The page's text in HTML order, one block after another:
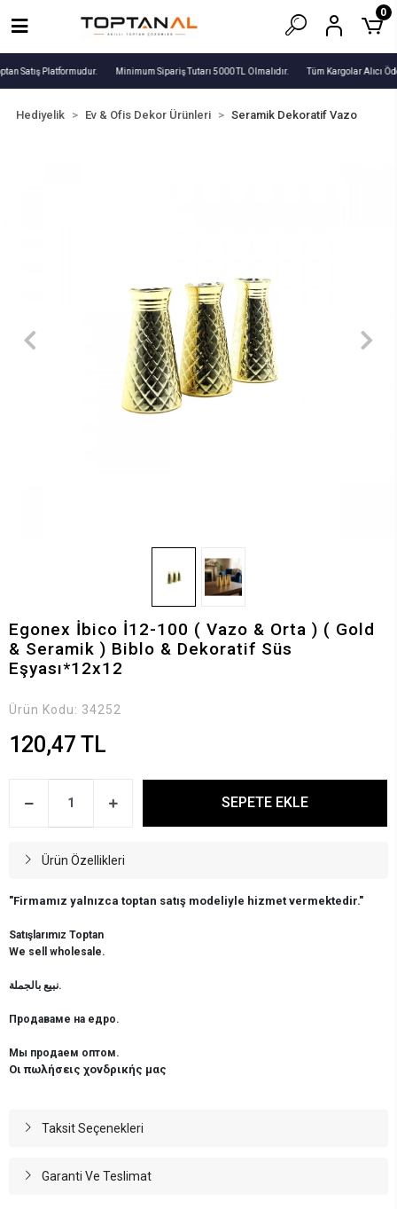
Satış Platformudur. Minimum Sipariş Tutarı 5000 TL Olmalıdır. Tüm Kargolar Alıcı
0
Hediyelik Ev & Ofis Dekor Ürünleri Seramik Dekoratif Vazo
Egonex İbico İ12-100 ( Vazo & Orta ) ( Gold
& Seramik ) Biblo & Dekoratif Süs
Eşyası*12x12
Ürün Kodu: 34252
120,47 TL
SEPETE EKLE
Ürün Özellikleri
"Firmamız yalnızca toptan satış modeliyle hizmet vermektedir."
Satışlarımız Toptan
We sell wholesale.
نبيع بالجملة.
Продаваме на едро.
Мы продаем оптом.
Οι πωλήσεις χονδρικής μας
Taksit Seçenekleri
Garanti Ve Teslimat